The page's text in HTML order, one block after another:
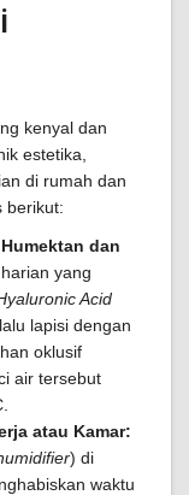
kenyal dan
estetika,
di rumah dan
berikut:
dan
yang
Acid
lapisi dengan
oklusif
air tersebut
atau Kamar:
) di
waktu